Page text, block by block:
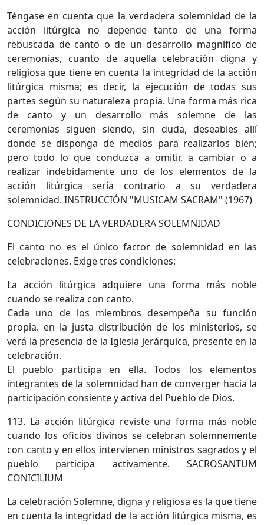
Téngase en cuenta que la verdadera solemnidad de la
acción litúrgica no depende tanto de una forma
rebuscada de canto o de un desarrollo magnífico de
ceremonias, cuanto de aquella celebración digna y
religiosa que tiene en cuenta la integridad de la acción
litúrgica misma; es decir, la ejecución de todas sus
partes según su naturaleza propia. Una forma más rica
de canto y un desarrollo más solemne de las
ceremonias siguen siendo, sin duda, deseables allí
donde se disponga de medios para realizarlos bien;
pero todo lo que conduzca a omitir, a cambiar o a
realizar indebidamente uno de los elementos de la
acción litúrgica sería contrario a su verdadera
solemnidad. INSTRUCCIÓN "MUSICAM SACRAM" (1967)
CONDICIONES DE LA VERDADERA SOLEMNIDAD
El canto no es el único factor de solemnidad en las
celebraciones. Exige tres condiciones:
La acción litúrgica adquiere una forma más noble
cuando se realiza con canto.
Cada uno de los miembros desempeña su función
propia. en la justa distribución de los ministerios, se
verá la presencia de la Iglesia jerárquica, presente en la
celebración.
El pueblo participa en ella. Todos los elementos
integrantes de la solemnidad han de converger hacia la
participación consiente y activa del Pueblo de Dios.
113. La acción litúrgica reviste una forma más noble
cuando los oficios divinos se celebran solemnemente
con canto y en ellos intervienen ministros sagrados y el
pueblo participa activamente. SACROSANTUM
CONICILIUM
La celebración Solemne, digna y religiosa es la que tiene
en cuenta la integridad de la acción litúrgica misma, es